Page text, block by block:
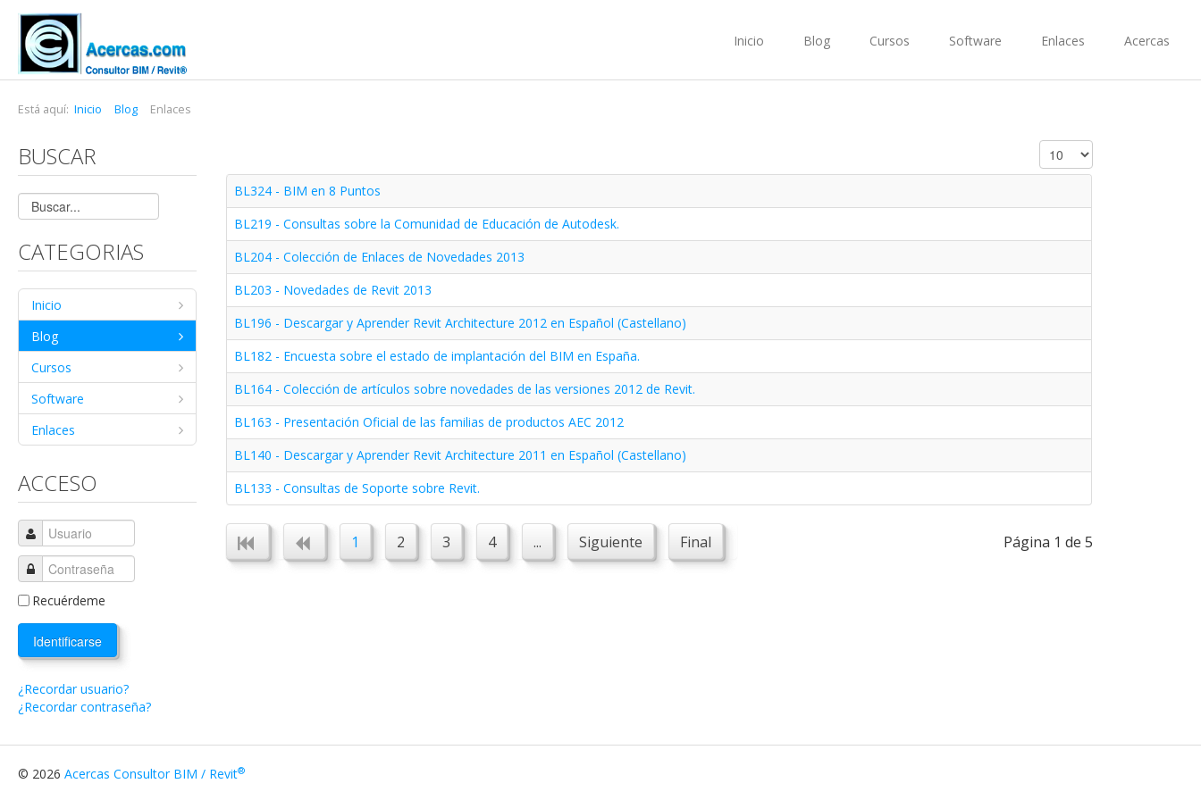
Inicio Blog Cursos Software Enlaces Acercas
Está aquí: Inicio Blog Enlaces
BUSCAR
CATEGORIAS
Inicio
Blog
Cursos
Software
Enlaces
ACCESO
Recuérdeme
Identificarse
¿Recordar usuario?
¿Recordar contraseña?
BL324 - BIM en 8 Puntos
BL219 - Consultas sobre la Comunidad de Educación de Autodesk.
BL204 - Colección de Enlaces de Novedades 2013
BL203 - Novedades de Revit 2013
BL196 - Descargar y Aprender Revit Architecture 2012 en Español (Castellano)
BL182 - Encuesta sobre el estado de implantación del BIM en España.
BL164 - Colección de artículos sobre novedades de las versiones 2012 de Revit.
BL163 - Presentación Oficial de las familias de productos AEC 2012
BL140 - Descargar y Aprender Revit Architecture 2011 en Español (Castellano)
BL133 - Consultas de Soporte sobre Revit.
Página 1 de 5
1 2 3 4 ... Siguiente Final
© 2026 Acercas Consultor BIM / Revit®